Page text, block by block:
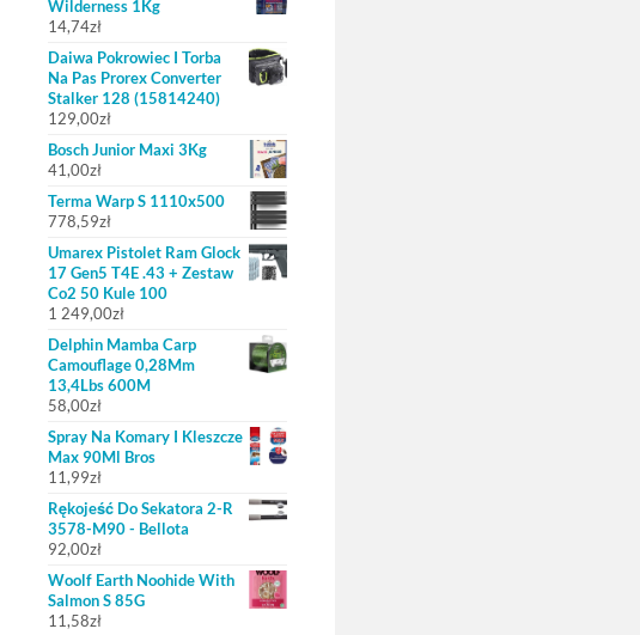
Wilderness 1Kg
14,74zł
Daiwa Pokrowiec I Torba
Na Pas Prorex Converter
Stalker 128 (15814240)
129,00zł
Bosch Junior Maxi 3Kg
41,00zł
Terma Warp S 1110x500
778,59zł
Umarex Pistolet Ram Glock
17 Gen5 T4E .43 + Zestaw
Co2 50 Kule 100
1 249,00zł
Delphin Mamba Carp
Camouflage 0,28Mm
13,4Lbs 600M
58,00zł
Spray Na Komary I Kleszcze
Max 90Ml Bros
11,99zł
Rękojeść Do Sekatora 2-R
3578-M90 - Bellota
92,00zł
Woolf Earth Noohide With
Salmon S 85G
11,58zł